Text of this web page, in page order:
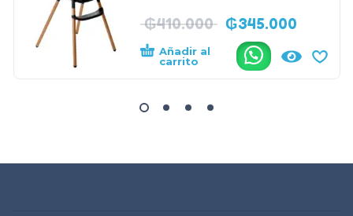
₲410.000 ₲345.000
Añadir al
carrito
.